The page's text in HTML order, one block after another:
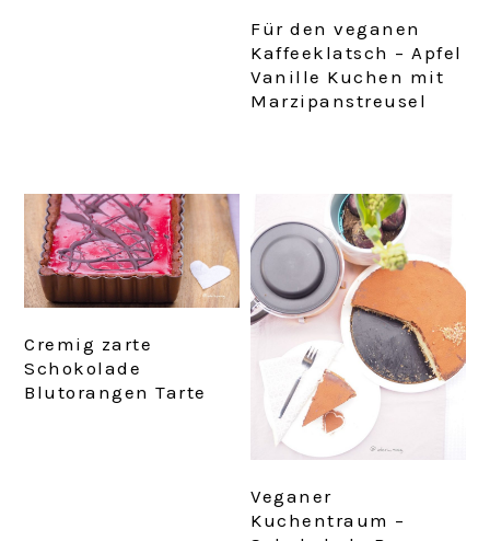
Für den veganen
Kaffeeklatsch – Apfel
Vanille Kuchen mit
Marzipanstreusel
Cremig zarte
Schokolade
Blutorangen Tarte
Veganer
Kuchentraum –